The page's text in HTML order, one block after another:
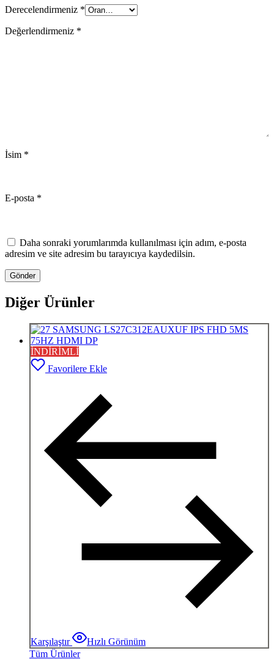
Derecelendirmeniz *
Değerlendirmeniz *
İsim *
E-posta *
Daha sonraki yorumlarımda kullanılması için adım, e-posta
adresim ve site adresim bu tarayıcıya kaydedilsin.
Diğer Ürünler
İNDİRİMLİ
Favorilere Ekle
Karşılaştır
Hızlı Görünüm
Tüm Ürünler